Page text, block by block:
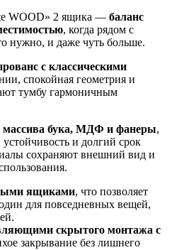
WOOD» 2 ящика — баланс
, когда рядом с
нужно, и даже чуть больше.
с классическими
спокойная геометрия и
тумбу гармоничным
массива бука, МДФ и фанеры,
и долгий срок
сохраняют внешний вид и
ящиками, что позволяет
для повседневных вещей,
скрытого монтажа с
закрывание без лишнего